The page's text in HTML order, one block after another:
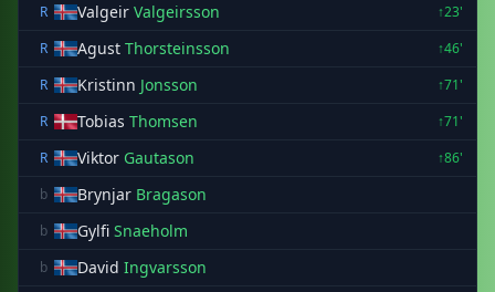
R
Valgeir Valgeirsson
↑23'
R
Agust Thorsteinsson
↑46'
R
Kristinn Jonsson
↑71'
R
Tobias Thomsen
↑71'
R
Viktor Gautason
↑86'
b
Brynjar Bragason
b Gylfi Snaeholm
b David Ingvarsson